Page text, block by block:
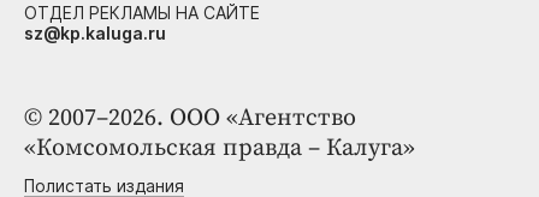
© 2007–2026. ООО «Агентство
«Комсомольская правда – Калуга»
Полистать издания
ОТДЕЛ РЕКЛАМЫ НА САЙТЕ
sz@kp.kaluga.ru